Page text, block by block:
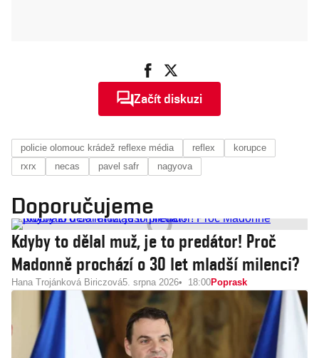
Začít diskuzi
policie olomouc krádež reflexe média reflex
korupce
rxrx
necas pavel safr nagyova
Doporučujeme
Kdyby to dělal muž, je to predátor! Proč
Madonně prochází o 30 let mladší milenci?
Hana Trojánková Biriczová5. srpna 2026 18:00Poprask